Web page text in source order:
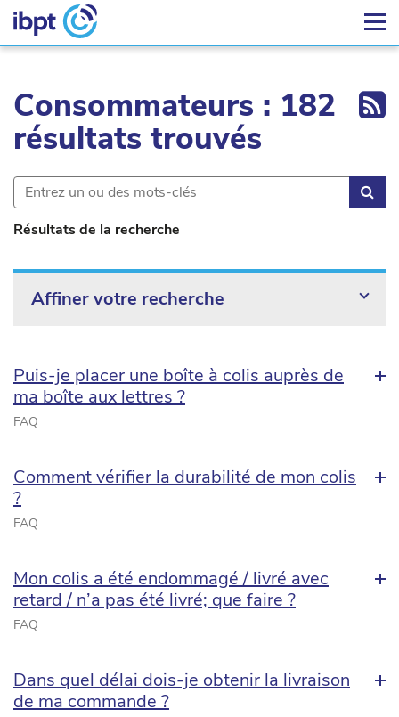
Consommateurs : 182
résultats trouvés
Résultats de la recherche
Affiner votre recherche
Puis-je placer une boîte à colis auprès de
ma boîte aux lettres ?
FAQ
Comment vérifier la durabilité de mon colis
?
FAQ
Mon colis a été endommagé / livré avec
retard / n’a pas été livré; que faire ?
FAQ
Dans quel délai dois-je obtenir la livraison
de ma commande ?